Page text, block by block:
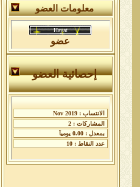
معلومات العضو
عضو
إحصائية العضو